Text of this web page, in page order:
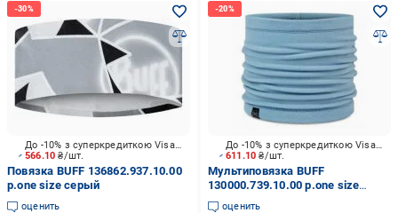
566.10₴/шт.
До -10% з суперкредиткою Visa Вигода
Повязка BUFF 136862.937.10.00
р.one size серый
оценить
611.10₴/шт.
До -10% з суперкредиткою Visa Вигода
Мультиповязка BUFF
130000.739.10.00 р.one size
бирюзовый
оценить